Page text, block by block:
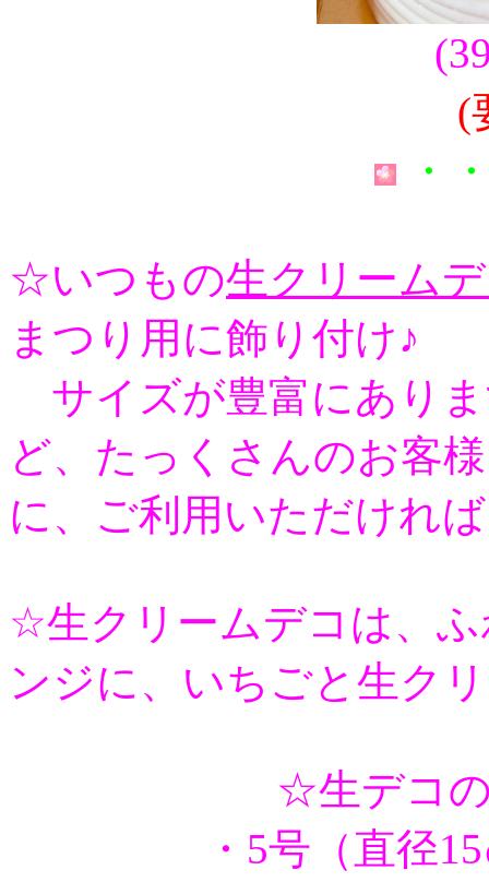
(
・
☆いつもの生クリーム
まつり用に飾り付け♪
サイズが豊富にあり
ど、たっくさんのお客
に、ご利用いただけれ
☆生クリームデコは、
ンジに、いちごと生ク
☆生デコ
・5号（直径